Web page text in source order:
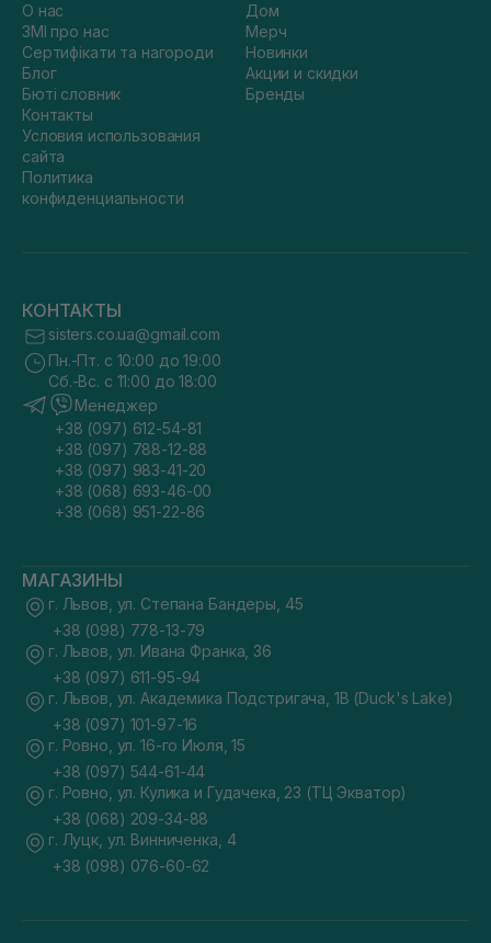
О нас
ЗМІ про нас
Сертифікати та нагороди
Блог
Бюті словник
Контакты
Условия использования
сайта
Политика
конфиденциальности
Дом
Мерч
Новинки
Акции и скидки
Бренды
КОНТАКТЫ
sisters.co.ua@gmail.com
Пн.-Пт. с 10:00 до 19:00
Сб.-Вс. с 11:00 до 18:00
Менеджер
+38 (097) 612-54-81
+38 (097) 788-12-88
+38 (097) 983-41-20
+38 (068) 693-46-00
+38 (068) 951-22-86
МАГАЗИНЫ
г. Львов, ул. Степана Бандеры, 45
+38 (098) 778-13-79
г. Львов, ул. Ивана Франка, 36
+38 (097) 611-95-94
г. Львов, ул. Академика Подстригача, 1В (Duck's Lake)
+38 (097) 101-97-16
г. Ровно, ул. 16-го Июля, 15
+38 (097) 544-61-44
г. Ровно, ул. Кулика и Гудачека, 23 (ТЦ Экватор)
+38 (068) 209-34-88
г. Луцк, ул. Винниченка, 4
+38 (098) 076-60-62